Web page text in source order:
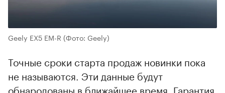
Geely EX5 EM-R (Фото: Geely)
Точные сроки старта продаж новинки пока
не называются. Эти данные будут
обнародованы в ближайшее время. Гарантия